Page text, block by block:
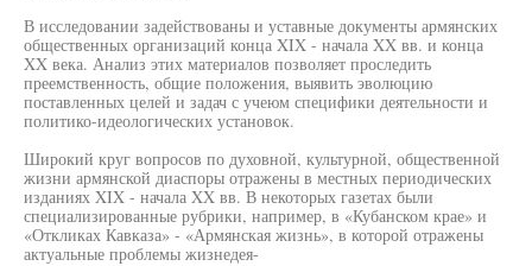
В исследовании задействованы и уставные документы армянских
общественных организаций конца XIX - начала XX вв. и конца
XX века. Анализ этих материалов позволяет проследить
преемственность, общие положения, выявить эволюцию
поставленных целей и задач с учеюм специфики деятельности и
политико-идеологических установок.
Широкий круг вопросов по духовной, культурной, общественной
жизни армянской диаспоры отражены в местных периодических
изданиях XIX - начала XX вв. В некоторых газетах были
специализированные рубрики, например, в «Кубанском крае» и
«Откликах Кавказа» - «Армянская жизнь», в которой отражены
актуальные проблемы жизнедея-